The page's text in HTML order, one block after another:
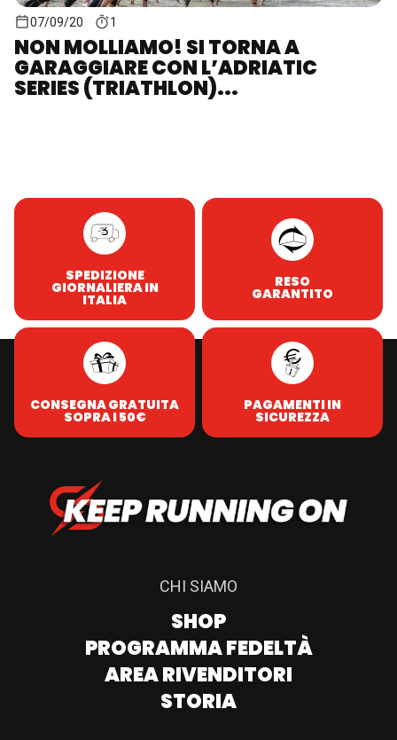
07/09/20 1
NON MOLLIAMO! SI TORNA A
GARAGGIARE CON L’ADRIATIC
SERIES (TRIATHLON)...
SPEDIZIONE
GIORNALIERA IN
ITALIA
RESO
GARANTITO
CONSEGNA GRATUITA
SOPRA I 50€
PAGAMENTI IN
SICUREZZA
CHI SIAMO
SHOP
PROGRAMMA FEDELTÀ
AREA RIVENDITORI
STORIA